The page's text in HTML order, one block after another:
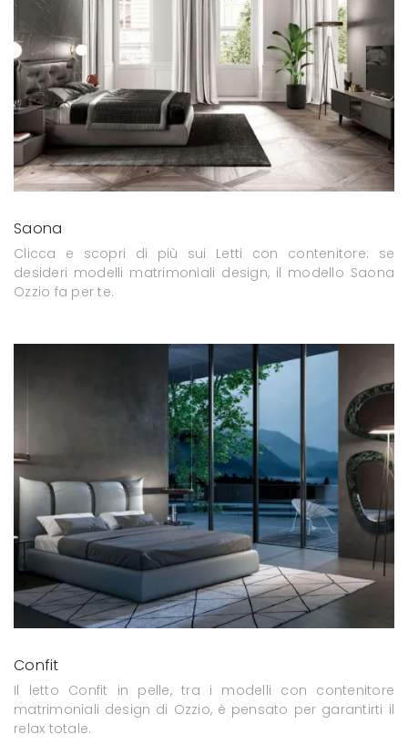
Saona
Clicca e scopri di più sui Letti con contenitore: se
desideri modelli matrimoniali design, il modello Saona
Ozzio fa per te.
Confit
Il letto Confit in pelle, tra i modelli con contenitore
matrimoniali design di Ozzio, è pensato per garantirti il
relax totale.